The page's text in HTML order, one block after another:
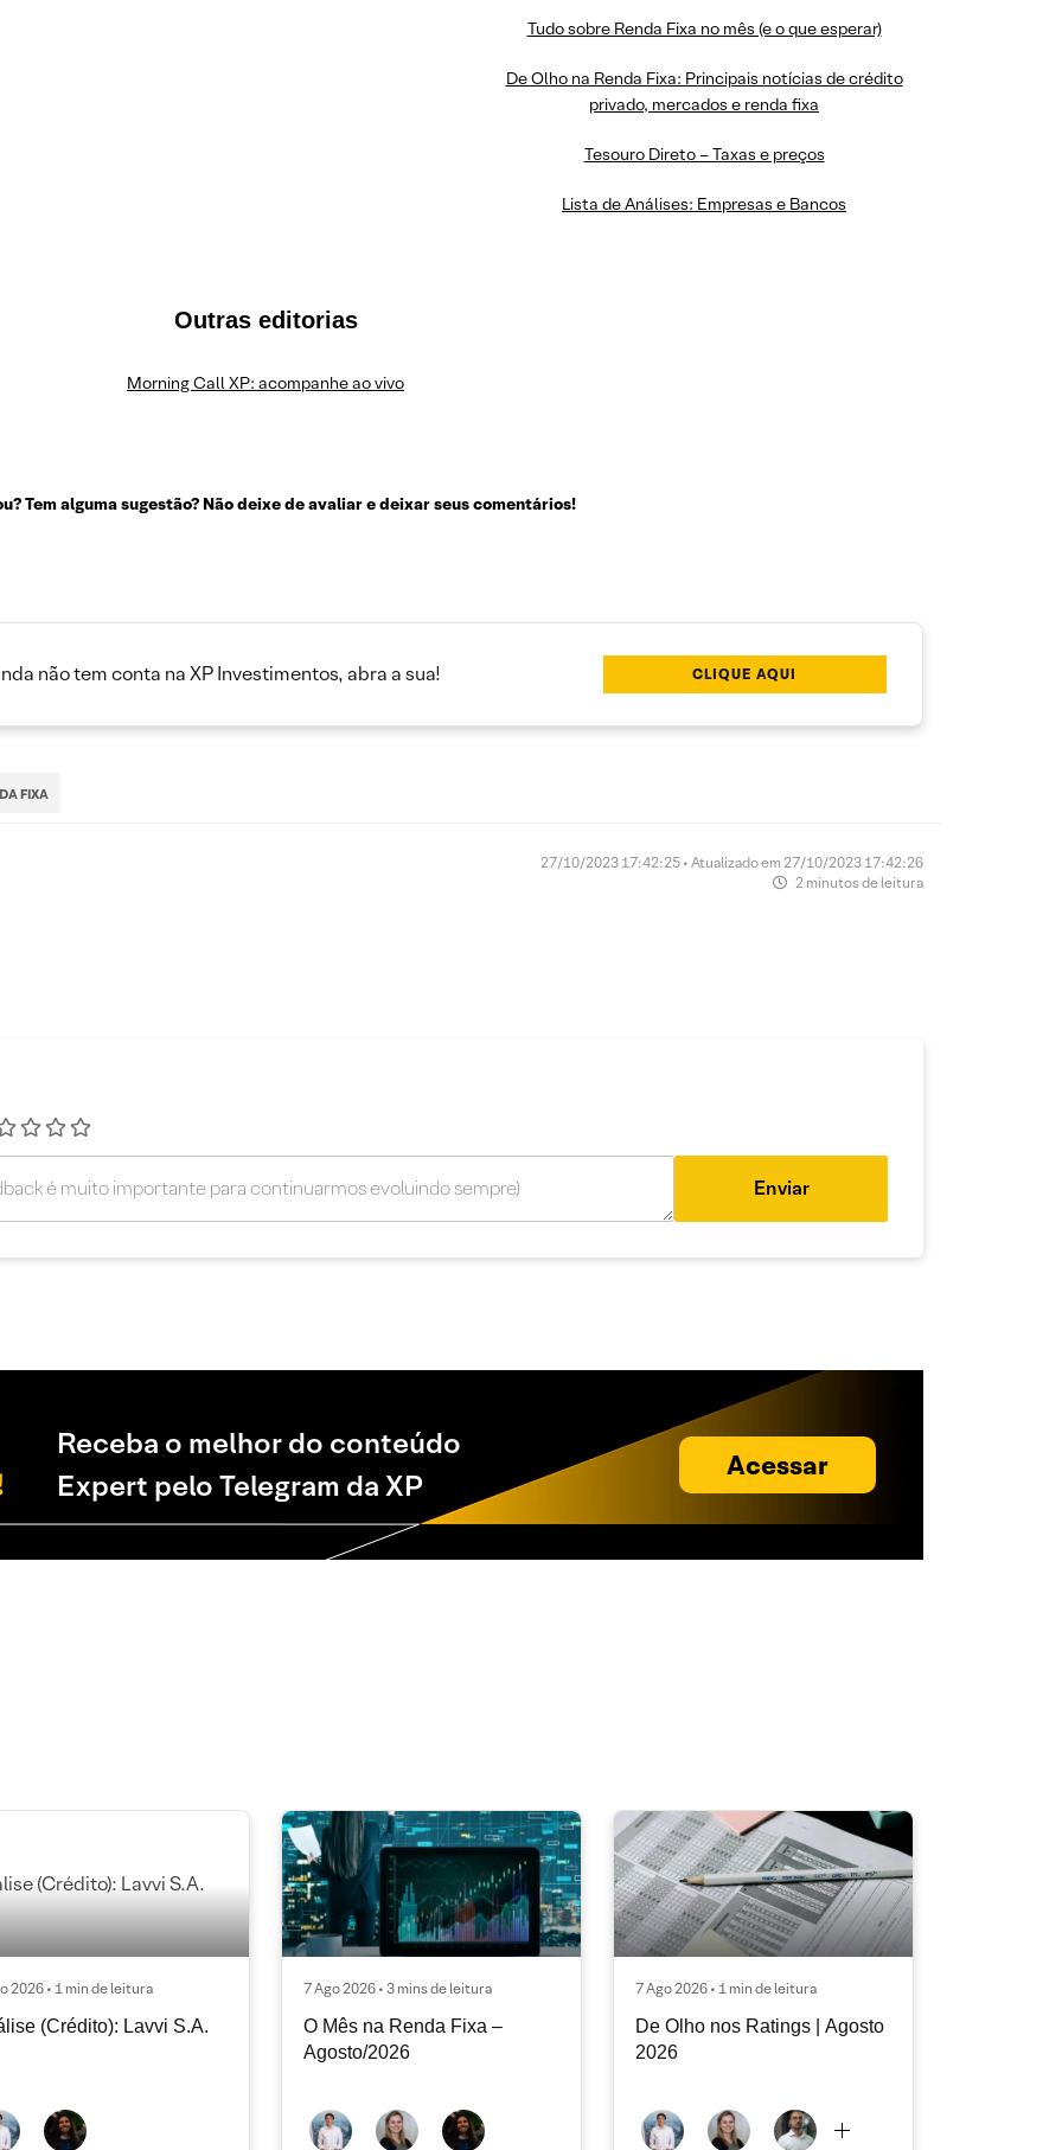
Tudo sobre Renda Fixa no mês (e o que esperar)
De Olho na Renda Fixa: Principais notícias de crédito
privado, mercados e renda fixa
Tesouro Direto – Taxas e preços
Lista de Análises: Empresas e Bancos
Outras editorias
Morning Call XP: acompanhe ao vivo
Tem alguma sugestão? Não deixe de avaliar e deixar seus comentários!
não tem conta na XP Investimentos, abra a sua! CLIQUE AQUI
FIXA
27/10/2023 17:42:25 • Atualizado em 27/10/2023 17:42:26
2 minutos de leitura
Enviar
Receba o melhor do conteúdo
Expert pelo Telegram da XP
Acessar
2026 • 1 min de leitura
(Crédito): Lavvi S.A.
7 Ago 2026 • 3 mins de leitura
O Mês na Renda Fixa –
Agosto/2026
7 Ago 2026 • 1 min de leitura
De Olho nos Ratings | Agosto
2026